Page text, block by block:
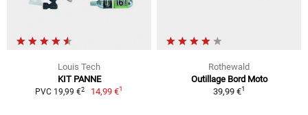
Louis Tech
KIT PANNE
PVC 19,99 €2 14,99 €1
Rothewald
Outillage Bord Moto
39,99 €1